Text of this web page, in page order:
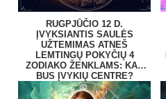
RUGPJŪČIO 12 D.
ĮVYKSIANTIS SAULĖS
UŽTEMIMAS ATNEŠ
LEMTINGŲ POKYČIŲ 4
ZODIAKO ŽENKLAMS: KAS
BUS ĮVYKIŲ CENTRE?